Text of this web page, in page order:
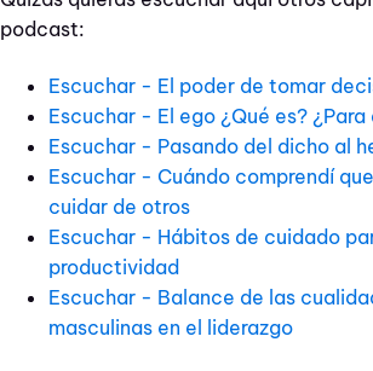
podcast:
Escuchar - El poder de tomar
Escuchar - El ego ¿Qué es? ¿Para
Escuchar - Pasando del dicho al
Escuchar - Cuándo comprendí
cuidar de otros
Escuchar - Hábitos de cuidado
productividad
Escuchar - Balance de las
masculinas en el liderazgo